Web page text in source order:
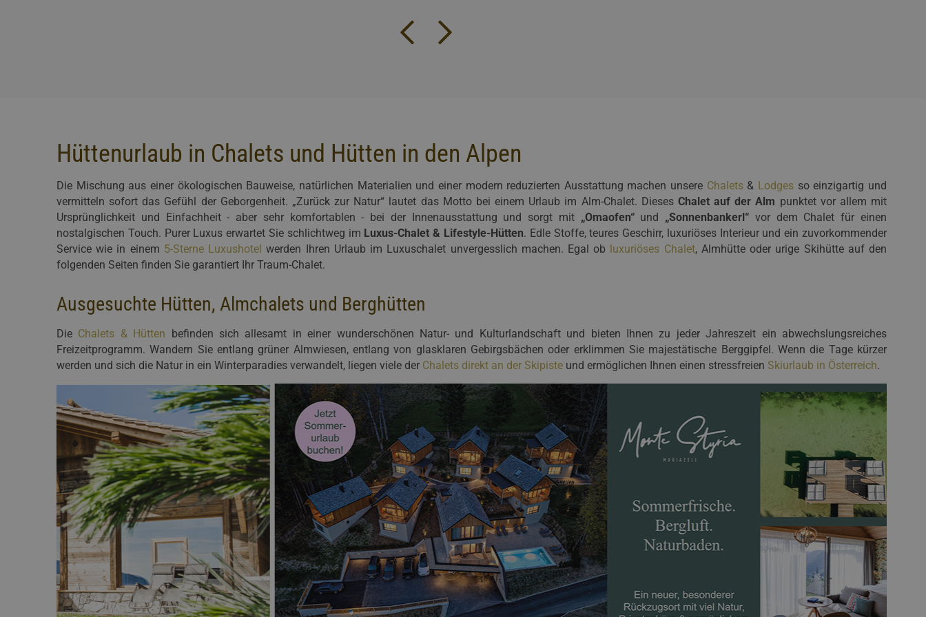
Hüttenurlaub in Chalets und Hütten in den Alpen
Die Mischung aus einer ökologischen Bauweise, natürlichen Materialien und einer modern reduzierten Ausstattung machen unsere Chalets& Lodges so einzigartig und
vermitteln sofort das Gefühl der Geborgenheit. „Zurück zur Natur“ lautet das Motto bei einem Urlaub im Alm-Chalet. Dieses Chalet auf der Alm punktet vor allem mit
Ursprünglichkeit und Einfachheit - aber sehr komfortablen - bei der Innenausstattung und sorgt mit „Omaofen“und „Sonnenbankerl“ vor dem Chalet für einen
nostalgischen Touch. Purer Luxus erwartet Sie schlichtweg im Luxus-Chalet & Lifestyle-Hütten. Edle Stoffe, teures Geschirr, luxuriöses Interieur und ein zuvorkommender
Service wie in einem 5-Sterne Luxushotel werden Ihren Urlaub im Luxuschalet unvergesslich machen. Egal ob luxuriöses Chalet, Almhütte oder urige Skihütte auf den
folgenden Seiten finden Sie garantiert Ihr Traum-Chalet.
Ausgesuchte Hütten, Almchalets und Berghütten
Die Chalets & Hütten befinden sich allesamt in einer wunderschönen Natur- und Kulturlandschaft und bieten Ihnen zu jeder Jahreszeit ein abwechslungsreiches
Freizeitprogramm. Wandern Sie entlang grüner Almwiesen, entlang von glasklaren Gebirgsbächen oder erklimmen Sie majestätische Berggipfel. Wenn die Tage kürzer
werden und sich die Natur in ein Winterparadies verwandelt, liegen viele der Chalets direkt an der Skipiste und ermöglichen Ihnen einen stressfreien Skiurlaub in Österreich.